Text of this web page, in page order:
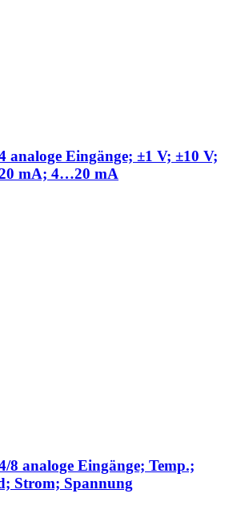
analoge Eingänge; ±1 V; ±10 V;
mA; 4…20 mA
8 analoge Eingänge; Temp.;
Strom; Spannung